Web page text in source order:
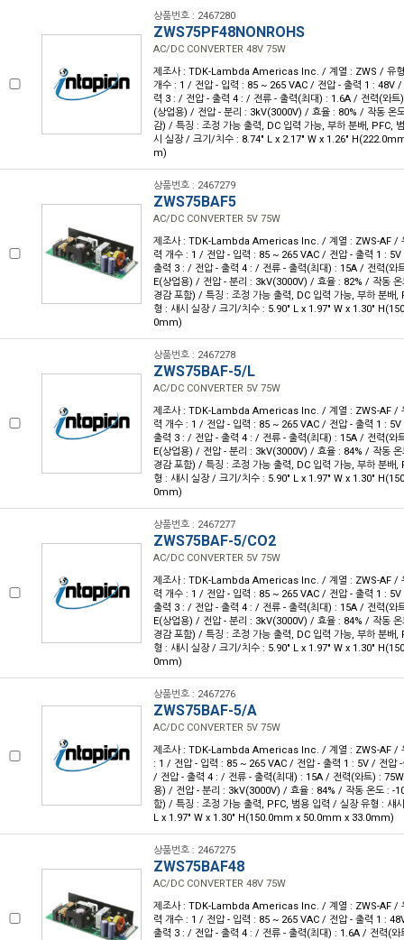
상품번호 : 2467280
ZWS75PF48NONROHS
AC/DC CONVERTER 48V 75W
제조사 : TDK-Lambda Americas Inc. / 계열 : ZWS / 유형
개수 : 1 / 전압 - 입력 : 85 ~ 265 VAC / 전압 - 출력 1 : 48V
력 3 : / 전압 - 출력 4 : / 전류 - 출력(최대) : 1.6A / 전력(와
(상업용) / 전압 - 분리 : 3kV(3000V) / 효율 : 80% / 작동 온
감) / 특징 : 조정 가능 출력, DC 입력 가능, 부하 분배, PFC,
시 실장 / 크기/치수 : 8.74" L x 2.17" W x 1.26"
m)
상품번호 : 2467279
ZWS75BAF5
AC/DC CONVERTER 5V 75W
제조사 : TDK-Lambda Americas Inc. / 계열 : ZWS-AF /
력 개수 : 1 / 전압 - 입력 : 85 ~ 265 VAC / 전압 - 출력 1 :
출력 3 : / 전압 - 출력 4 : / 전류 - 출력(최대) : 15A / 전력(와
E(상업용) / 전압 - 분리 : 3kV(3000V) / 효율 : 82% / 작동 온
경감 포함) / 특징 : 조정 가능 출력, DC 입력 가능, 부하 분배
형 : 섀시 실장 / 크기/치수 : 5.90" L x 1.97" W x 1.30"
0mm)
상품번호 : 2467278
ZWS75BAF-5/L
AC/DC CONVERTER 5V 75W
제조사 : TDK-Lambda Americas Inc. / 계열 : ZWS-AF /
력 개수 : 1 / 전압 - 입력 : 85 ~ 265 VAC / 전압 - 출력 1 :
출력 3 : / 전압 - 출력 4 : / 전류 - 출력(최대) : 15A / 전력(와
E(상업용) / 전압 - 분리 : 3kV(3000V) / 효율 : 84% / 작동 온
경감 포함) / 특징 : 조정 가능 출력, DC 입력 가능, 부하 분배
형 : 섀시 실장 / 크기/치수 : 5.90" L x 1.97" W x 1.30"
0mm)
상품번호 : 2467277
ZWS75BAF-5/CO2
AC/DC CONVERTER 5V 75W
제조사 : TDK-Lambda Americas Inc. / 계열 : ZWS-AF /
력 개수 : 1 / 전압 - 입력 : 85 ~ 265 VAC / 전압 - 출력 1 :
출력 3 : / 전압 - 출력 4 : / 전류 - 출력(최대) : 15A / 전력(와
E(상업용) / 전압 - 분리 : 3kV(3000V) / 효율 : 84% / 작동 온
경감 포함) / 특징 : 조정 가능 출력, DC 입력 가능, 부하 분배
형 : 섀시 실장 / 크기/치수 : 5.90" L x 1.97" W x 1.30"
0mm)
상품번호 : 2467276
ZWS75BAF-5/A
AC/DC CONVERTER 5V 75W
제조사 : TDK-Lambda Americas Inc. / 계열 : ZWS-AF /
: 1 / 전압 - 입력 : 85 ~ 265 VAC / 전압 - 출력 1 : 5V / 전압
/ 전압 - 출력 4 : / 전류 - 출력(최대) : 15A / 전력(와트) :
용) / 전압 - 분리 : 3kV(3000V) / 효율 : 84% / 작동 온도 : -
함) / 특징 : 조정 가능 출력, PFC, 범용 입력 / 실장 유형 : 섀
L x 1.97" W x 1.30" H(150.0mm x 50.0mm x 33.0mm)
상품번호 : 2467275
ZWS75BAF48
AC/DC CONVERTER 48V 75W
제조사 : TDK-Lambda Americas Inc. / 계열 : ZWS-AF /
력 개수 : 1 / 전압 - 입력 : 85 ~ 265 VAC / 전압 - 출력 1 :
출력 3 : / 전압 - 출력 4 : / 전류 - 출력(최대) : 1.6A / 전력(